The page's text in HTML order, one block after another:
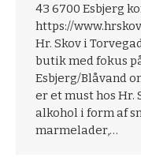
43 6700 Esbjerg
https://
Hr. Skov i
butik med fokus
Esbjerg/Blåvand
er et must hos Hr.
alkohol i form af
marmelader,…